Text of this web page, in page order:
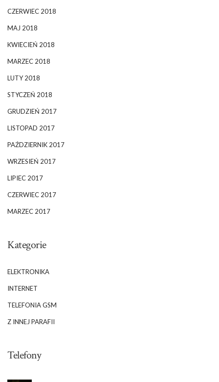
CZERWIEC 2018
MAJ 2018
KWIECIEŃ 2018
MARZEC 2018
LUTY 2018
STYCZEŃ 2018
GRUDZIEŃ 2017
LISTOPAD 2017
PAŹDZIERNIK 2017
WRZESIEŃ 2017
LIPIEC 2017
CZERWIEC 2017
MARZEC 2017
Kategorie
ELEKTRONIKA
INTERNET
TELEFONIA GSM
Z INNEJ PARAFII
Telefony